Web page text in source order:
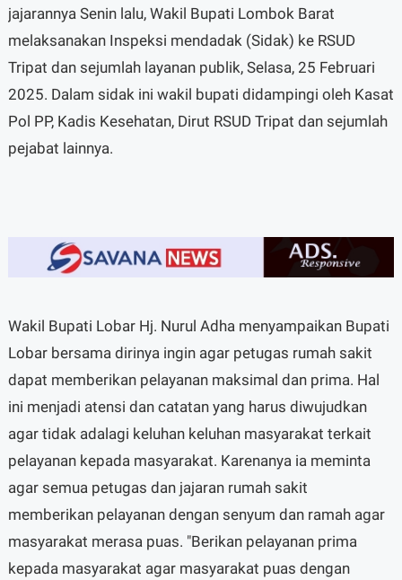
jajarannya Senin lalu, Wakil Bupati Lombok Barat
melaksanakan Inspeksi mendadak (Sidak) ke RSUD
Tripat dan sejumlah layanan publik, Selasa, 25 Februari
2025. Dalam sidak ini wakil bupati didampingi oleh Kasat
Pol PP, Kadis Kesehatan, Dirut RSUD Tripat dan sejumlah
pejabat lainnya.
Wakil Bupati Lobar Hj. Nurul Adha menyampaikan Bupati
Lobar bersama dirinya ingin agar petugas rumah sakit
dapat memberikan pelayanan maksimal dan prima. Hal
ini menjadi atensi dan catatan yang harus diwujudkan
agar tidak adalagi keluhan keluhan masyarakat terkait
pelayanan kepada masyarakat. Karenanya ia meminta
agar semua petugas dan jajaran rumah sakit
memberikan pelayanan dengan senyum dan ramah agar
masyarakat merasa puas. "Berikan pelayanan prima
kepada masyarakat agar masyarakat puas dengan